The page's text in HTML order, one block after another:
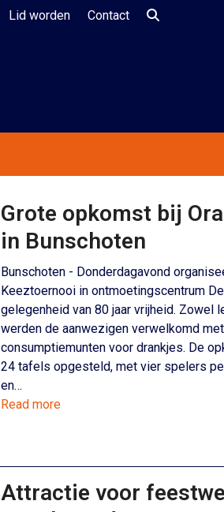
Lid worden
Contact
Grote opkomst bij
in Bunschoten
Bunschoten - Donderdagavond
Keeztoernooi in ontmoetingscentrum
gelegenheid van 80 jaar vrijheid. Zowel
werden de aanwezigen verwelkomd
consumptiemunten voor drankjes. De
24 tafels opgesteld, met vier spelers
en…
Read more
Attractie voor